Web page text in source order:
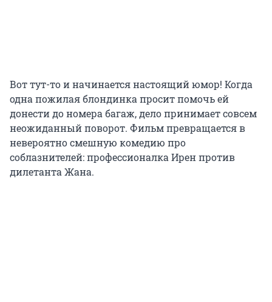
Вот тут-то и начинается настоящий юмор! Когда
одна пожилая блондинка просит помочь ей
донести до номера багаж, дело принимает совсем
неожиданный поворот. Фильм превращается в
невероятно смешную комедию про
соблазнителей: профессионалка Ирен против
дилетанта Жана.